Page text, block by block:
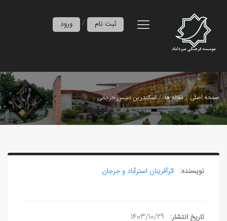
ورود / ثبت نام
صفحه اصلی مقاله ها اسکندر بن دبیس جرجانی
نویسنده: اثرآفرينان استرآباد و جرجان
تاریخ انتشار: 1403/10/29